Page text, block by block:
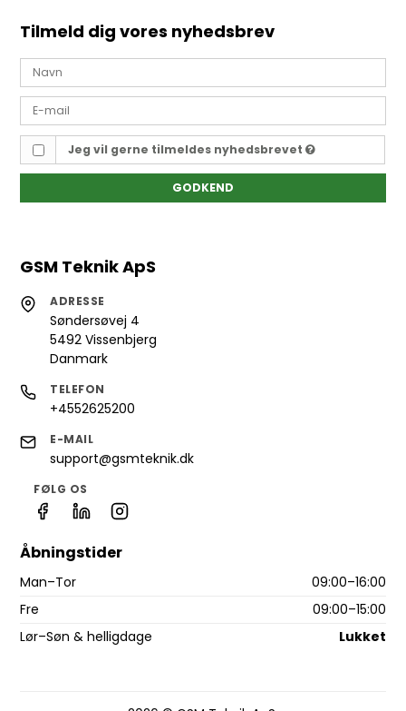
Tilmeld dig vores nyhedsbrev
Jeg vil gerne tilmeldes nyhedsbrevet
GODKEND
GSM Teknik ApS
ADRESSE
Søndersøvej 4
5492 Vissenbjerg
Danmark
TELEFON
+4552625200
E-MAIL
support@gsmteknik.dk
FØLG OS
Åbningstider
Man–Tor
09:00–16:00
Fre
09:00–15:00
Lør–Søn & helligdage
Lukket